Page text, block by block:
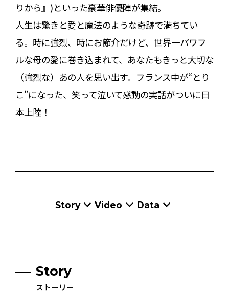
りから』)といった豪華俳優陣が集結。
人生は驚きと愛と魔法のような奇跡で満ちてい
る。時に強烈、時にお節介だけど、世界一パワフ
ルな母の愛に巻き込まれて、あなたもきっと大切な
（強烈な）あの人を思い出す。フランス中が“とり
こ”になった、笑って泣いて感動の実話がついに日
本上陸！
Story Video Data
Story
ストーリー